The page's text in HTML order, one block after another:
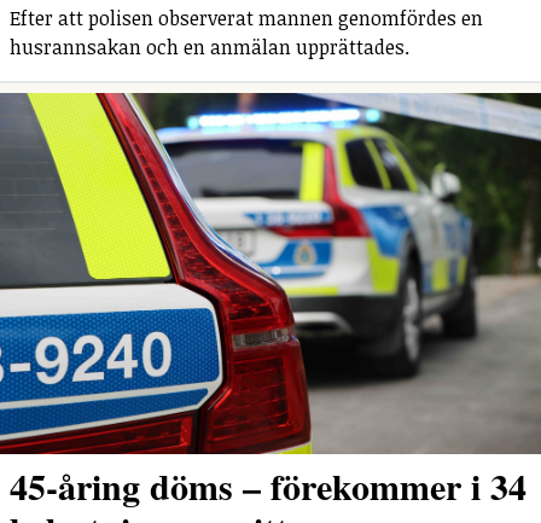
Efter att polisen observerat mannen genomfördes en
husrannsakan och en anmälan upprättades.
45-åring döms – förekommer i 34